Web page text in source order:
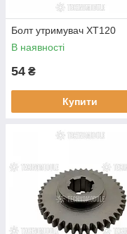
Болт утримувач ХT120
В наявності
54 ₴
Купити